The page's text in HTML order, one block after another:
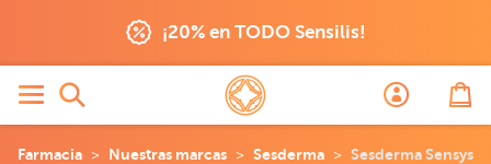
¡20% en TODO Sensilis!
Farmacia Nuestras marcas Sesderma Sesderma